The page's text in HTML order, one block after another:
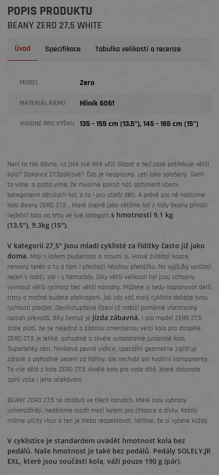
POPIS PRODUKTU
BEANY ZERO 27,5 WHITE
Úvod Specifikace Tabulka velikostí a recenze
MODEL Zero
MATERIÁL RÁMU Hliník 6061
VHODNÉ PRO VÝŠKU 135 - 155 cm (13.5"), 145 - 165 cm (15")
Není to tak dávno, co jste své dítě učili šlapat a teď zase potřebuje větší
kolo? Dokonce 27,5palcové? Čas je neúprosný. Letí jako splašený. Sami
to víme, a proto víme, že musíme pokrýt náš sortiment všemi
kategoriemi dětských kol, a to i pro starší děti. A právě pro ně nabízíme
kolo Beany ZERO 27,5 , které stejně jako většina kol z řady Beany přináší
nejlehčí kolo na trhu ve své kategorii s hmotností 9,1 kg
(13.5"), 9.3kg (15").
V kategorii 27,5" jsou mladí cyklisté za řídítky často již jako
doma. Mají s kolem zkušenosti a rozumí si. Hravě zvládají kopce,
nerovný terén a tu a tam i přeskočí nějakou překážku. Na vyjížďky vyrážejí
nejen s rodiči, ale i s kamarády. Díky větší velikosti kol jsou schopny
vyvinout větší rychlost bez větší námahy. Můžete si tedy naplánovat delší
trasy a možná budete překvapeni, jak vás váš malý cyklista dokáže svou
rychlostí předjet. Devítistupňové řízení již nabízí poměrně všestranný
rozsah převodů, díky čemuž je jízda zábavná. I pro model ZERO 27,5
stále platí, že se nejedná o žádnou zmenšenou verzi kola pro dospělé.
ZERO 27,5 je lehké, pohodlné a skvěle ovladatelné juniorské kolo.
Superlehký rám, hliníková pevná vidlice, speciální geometrie zajišťují
zdravé a pohodlné sezení za řídítky, ale nechybí ani kvalitní komponenty.
To vše dělá z kola ZERO 27,5 skvělé kolo pro vaše dítě, které dokonale
splní vaše i jeho očekávání.
BEANY ZERO 27,5 se dodává ve třech barvách, které jsou vybrány
univerzálněji, neděláme rozdíl mezi kolem pro chlapce a dívky. Každý
máme určitý vkus a ten je třeba respektovat. Věříme, že si vybere každý.
V cyklistice je standardem uvádět hmotnost kola bez
pedálů. Naše hmotnost je také bez pedálů. Pedály SOLELY.JR
EXL, které jsou součástí kola, váží pouze 190 g (pár).